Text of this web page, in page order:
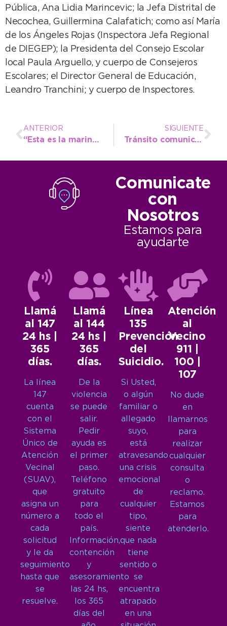
Pública, Ana Lidia Marincevic; la Jefa Distrital de
Necochea, Guillermina Calafatich; como así María
de los Ángeles Rojas (Inspectora Jefa Regional
de DIEGEP); la Presidenta del Consejo Escolar
local Paula Arguello, y cuerpo de Consejeros
Escolares; el Director General de Educación,
Leandro Tranchini; y cuerpo de Inspectores.
ANTERIOR
“Esta es la marina de todos los ciudadanos”, resaltó el comandante del buque que visitó Necochea
SIGUIENTE
Tránsito comunicó cifras que dejaron los operativos del primer trimestre
Comunicate
con
Nosotros
Estamos para
ayudarte
Llamá
al 147
24 hs |
365
días.
La línea
147
cuenta
con el
Sistema
Único de
Atención
Vecinal
(SUAV),
que
asigna un
número a
cada
solicitud
y le da
seguimiento
hasta que
se
resuelve.
Llamá
al 144
24 hs |
365
días.
De la
violencia
se puede
salir.
Pedir
ayuda es
el primer
paso.
Teléfono
gratuito
para
todo el
país.
Información,
contención
y
asesoramiento
las 24 hs,
los 365
días del
Línea
135
Prevención
del
Suicidio.
Si Usted,
o algún
familiar o
allegado
suyo,
está
atravesando
una crisis
emocional
de
cualquier
tipo,
siente
que nada
tiene
sentido o
se
encuentra
atrapado
en una
Atención
al
Vecino
911 |
100 |
107
No dude
en
llamarnos
para
realizar
cualquier
consulta
o
reclamo.
Estamos
para
atenderlo.